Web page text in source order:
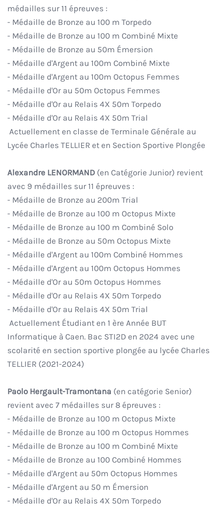
médailles sur 11 épreuves :
- Médaille de Bronze au 100 m Torpedo
- Médaille de Bronze au 100 m Combiné Mixte
- Médaille de Bronze au 50m Émersion
- Médaille d'Argent au 100m Combiné Mixte
- Médaille d'Argent au 100m Octopus Femmes
- Médaille d'Or au 50m Octopus Femmes
- Médaille d'Or au Relais 4X 50m Torpedo
- Médaille d'Or au Relais 4X 50m Trial
Actuellement en classe de Terminale Générale au
Lycée Charles TELLIER et en Section Sportive Plongée
Alexandre LENORMAND (en Catégorie Junior) revient
avec 9 médailles sur 11 épreuves :
- Médaille de Bronze au 200m Trial
- Médaille de Bronze au 100 m Octopus Mixte
- Médaille de Bronze au 100 m Combiné Solo
- Médaille de Bronze au 50m Octopus Mixte
- Médaille d'Argent au 100m Combiné Hommes
- Médaille d'Argent au 100m Octopus Hommes
- Médaille d'Or au 50m Octopus Hommes
- Médaille d'Or au Relais 4X 50m Torpedo
- Médaille d'Or au Relais 4X 50m Trial
Actuellement Étudiant en 1 ère Année BUT
Informatique à Caen. Bac STI2D en 2024 avec une
scolarité en section sportive plongée au lycée Charles
TELLIER (2021-2024)
Paolo Hergault-Tramontana (en catégorie Senior)
revient avec 7 médailles sur 8 épreuves :
- Médaille de Bronze au 100 m Octopus Mixte
- Médaille de Bronze au 100 m Octopus Hommes
- Médaille de Bronze au 100 m Combiné Mixte
- Médaille de Bronze au 100 Combiné Hommes
- Médaille d'Argent au 50m Octopus Hommes
- Médaille d'Argent au 50 m Émersion
- Médaille d'Or au Relais 4X 50m Torpedo